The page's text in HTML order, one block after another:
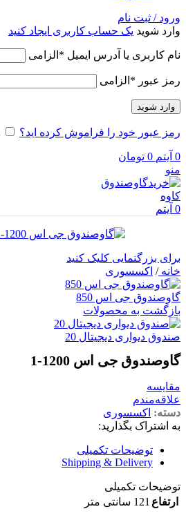
ورود / ثبت نام
وارد شوید یک حساب کاربری ایجاد کنید
نام کاربری یا آدرس ایمیل * الزامی
رمز عبور * الزامی
وارد شوید
رمز عبور خود را فراموش کرده اید؟
0 آیتم 0 تومان
منو
0 آیتم
برای بزرگنمایی کلیک کنید
خانه/ اکسسوری
گاوصندوق جی اس 850
بازگشت به محصولات
صندوق دیواری دیجیتال 20
گاوصندوق جی اس 1200-1
مقایسه
علاقه‌مندم
دسته: اکسسوری
به اشتراک بگذارید:
توضیحات تکمیلی
Shipping & Delivery
توضیحات تکمیلی
ارتفاع 121 سانتی متر